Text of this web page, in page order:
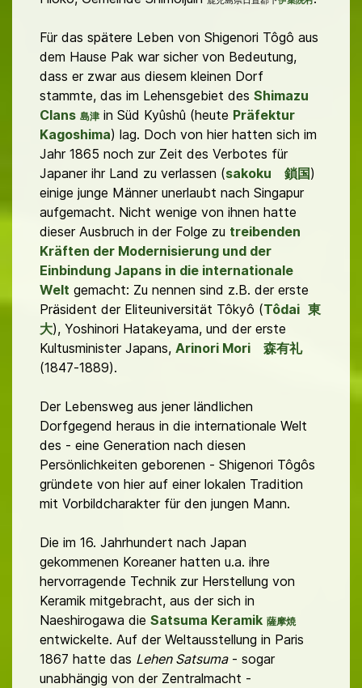
Für das spätere Leben von Shigenori Tôgô aus
dem Hause Pak war sicher von Bedeutung,
dass er zwar aus diesem kleinen Dorf
stammte, das im Lehensgebiet des Shimazu
Clans 島津 in Süd Kyûshû (heute Präfektur
Kagoshima) lag. Doch von hier hatten sich im
Jahr 1865 noch zur Zeit des Verbotes für
Japaner ihr Land zu verlassen (sakoku 鎖国)
einige junge Männer unerlaubt nach Singapur
aufgemacht. Nicht wenige von ihnen hatte
dieser Ausbruch in der Folge zu treibenden
Kräften der Modernisierung und der
Einbindung Japans in die internationale
Welt gemacht: Zu nennen sind z.B. der erste
Präsident der Eliteuniversität Tôkyô (Tôdai 東
大), Yoshinori Hatakeyama, und der erste
Kultusminister Japans, Arinori Mori
森有礼
(1847-1889).
Der Lebensweg aus jener ländlichen
Dorfgegend heraus in die internationale Welt
des - eine Generation nach diesen
Persönlichkeiten geborenen - Shigenori Tôgôs
gründete von hier auf einer lokalen Tradition
mit Vorbildcharakter für den jungen Mann.
Die im 16. Jahrhundert nach Japan
gekommenen Koreaner hatten u.a. ihre
hervorragende Technik zur Herstellung von
Keramik mitgebracht, aus der sich in
Naeshirogawa die Satsuma Keramik 薩摩焼
entwickelte. Auf der Weltausstellung in Paris
1867 hatte das Lehen Satsuma- sogar
unabhängig von der Zentralmacht -